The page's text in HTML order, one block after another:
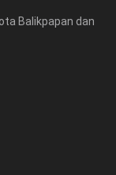
Balikpapan dan